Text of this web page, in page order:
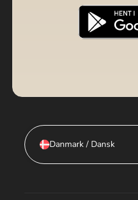
Danmark / Dansk